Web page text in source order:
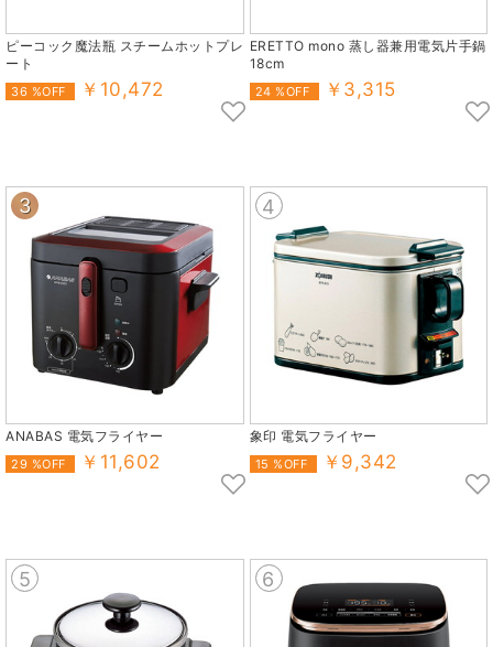
ピーコック魔法瓶 スチームホットプレ
ート
36 %OFF ￥10,472
ERETTO mono 蒸し器兼用電気片手鍋
18cm
24 %OFF ￥3,315
3
ANABAS 電気フライヤー
29 %OFF ￥11,602
4
象印 電気フライヤー
15 %OFF ￥9,342
5 6